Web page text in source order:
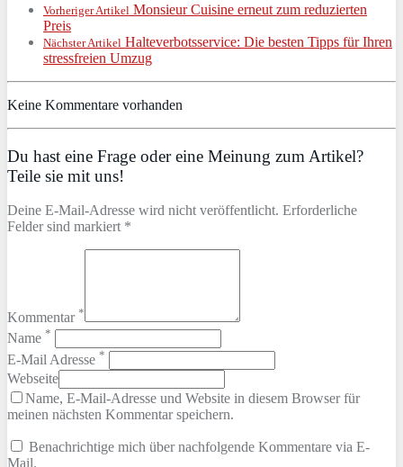
Vorheriger Artikel Monsieur Cuisine erneut zum reduzierten
Preis
Nächster Artikel Halteverbotsservice: Die besten Tipps für Ihren
stressfreien Umzug
Keine Kommentare vorhanden
Du hast eine Frage oder eine Meinung zum Artikel?
Teile sie mit uns!
Deine E-Mail-Adresse wird nicht veröffentlicht. Erforderliche
Felder sind markiert *
Kommentar *
Name *
E-Mail Adresse *
Webseite
Name, E-Mail-Adresse und Website in diesem Browser für
meinen nächsten Kommentar speichern.
Benachrichtige mich über nachfolgende Kommentare via E-
Mail.